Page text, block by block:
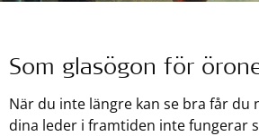
Som glasögon för
När du inte längre kan se bra får du
dina leder i framtiden inte fungerar